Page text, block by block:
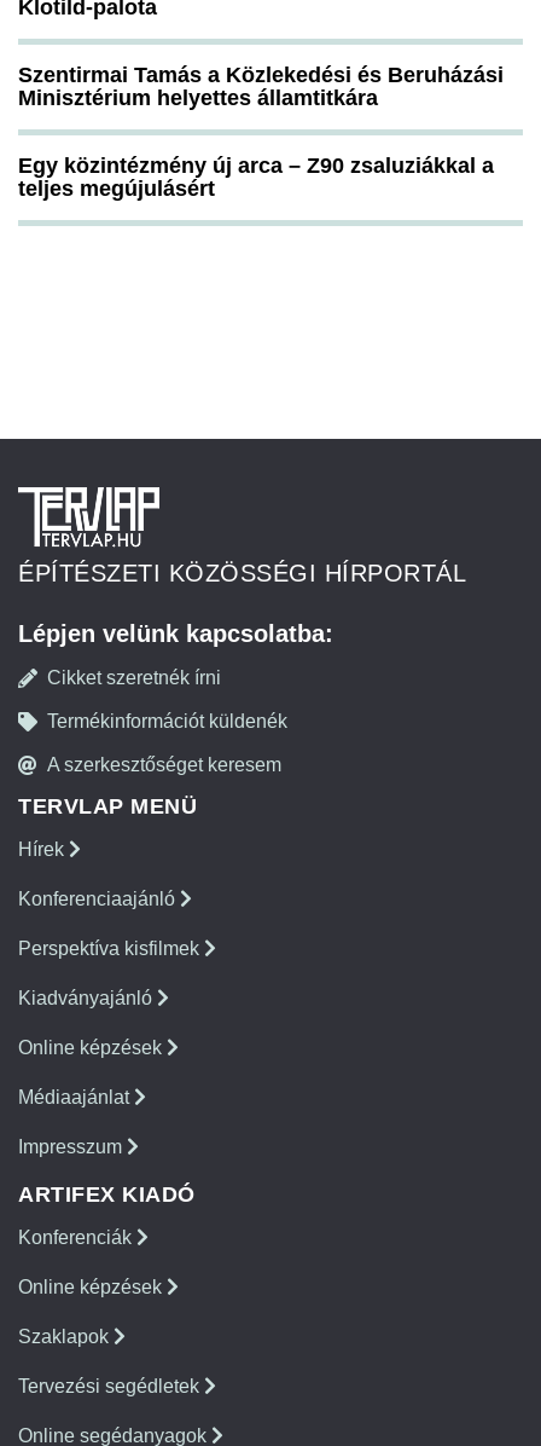
Klotild-palota
Szentirmai Tamás a Közlekedési és Beruházási
Minisztérium helyettes államtitkára
Egy közintézmény új arca – Z90 zsaluziákkal a
teljes megújulásért
ÉPÍTÉSZETI KÖZÖSSÉGI HÍRPORTÁL
Lépjen velünk kapcsolatba:
Cikket szeretnék írni
Termékinformációt küldenék
A szerkesztőséget keresem
TERVLAP MENÜ
Hírek
Konferenciaajánló
Perspektíva kisfilmek
Kiadványajánló
Online képzések
Médiaajánlat
Impresszum
ARTIFEX KIADÓ
Konferenciák
Online képzések
Szaklapok
Tervezési segédletek
Online segédanyagok